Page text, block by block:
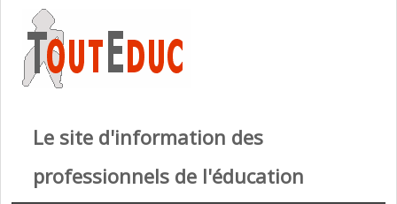
Le site d'information des
professionnels de l'éducation